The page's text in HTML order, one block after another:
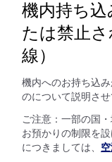
機内持ち込
たは禁止
線）
機内へのお持ち込
のについて説明させ
ご注意：一部の国
お預かりの制限を
につきましては、